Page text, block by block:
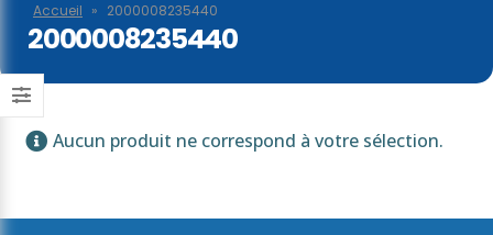
Accueil » 2000008235440
2000008235440
Aucun produit ne correspond à votre sélection.